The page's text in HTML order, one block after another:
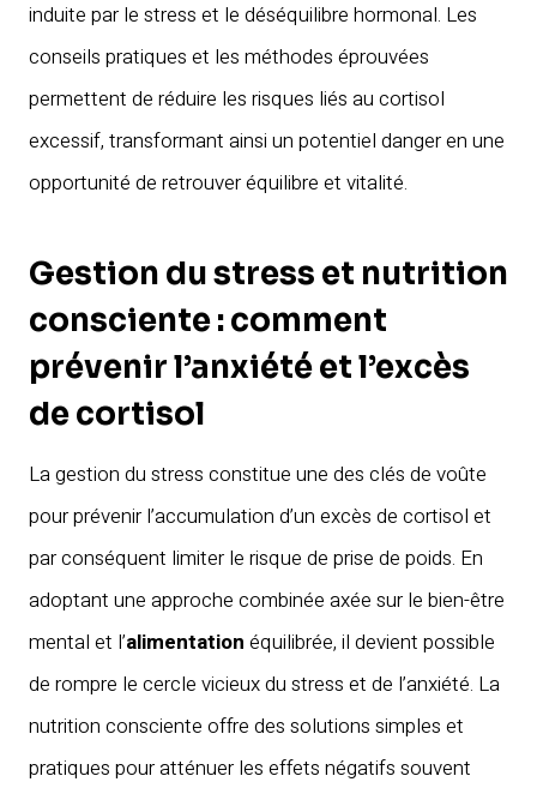
induite par le stress et le déséquilibre hormonal. Les
conseils pratiques et les méthodes éprouvées
permettent de réduire les risques liés au cortisol
excessif, transformant ainsi un potentiel danger en une
opportunité de retrouver équilibre et vitalité.
Gestion du stress et nutrition
consciente : comment
prévenir l’anxiété et l’excès
de cortisol
La gestion du stress constitue une des clés de voûte
pour prévenir l’accumulation d’un excès de cortisol et
par conséquent limiter le risque de prise de poids. En
adoptant une approche combinée axée sur le bien-être
mental et l’alimentation équilibrée, il devient possible
de rompre le cercle vicieux du stress et de l’anxiété. La
nutrition consciente offre des solutions simples et
pratiques pour atténuer les effets négatifs souvent